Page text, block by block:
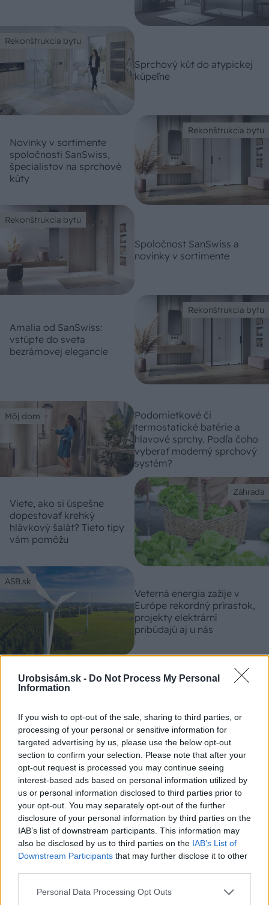
Urobsisám.sk - Do Not Process My Personal
Information
If you wish to opt-out of the sale, sharing to third parties, or
processing of your personal or sensitive information for
targeted advertising by us, please use the below opt-out
section to confirm your selection. Please note that after your
opt-out request is processed you may continue seeing
interest-based ads based on personal information utilized by
us or personal information disclosed to third parties prior to
your opt-out. You may separately opt-out of the further
disclosure of your personal information by third parties on the
IAB’s list of downstream participants. This information may
also be disclosed by us to third parties on the IAB’s List of
Downstream Participants that may further disclose it to other
Please note that this website/app uses one or more Google
Personal Data Processing Opt Outs
Rekonštrukcia bytu
Sprchový kút do atypickej
kúpeľne
Rekonštrukcia bytu
Novinky v sortimente
spoločnosti SanSwiss,
špecialistov na sprchové
kúty
Rekonštrukcia bytu
Spoločnost SanSwiss a
novinky v sortimente
Rekonštrukcia bytu
Amalia od SanSwiss:
vstúpte do sveta
bezrámovej elegancie
Môj dom
Podomietkové či
termostatické batérie a
hlavové sprchy. Podľa čoho
vyberať moderný sprchový
systém?
Záhrada
Viete, ako si úspešne
dopestovať krehký
hlávkový šalát? Tieto tipy
vám pomôžu
ASB.sk
Veterná energia zažije v
Európe rekordný prírastok,
projekty elektrární
pribúdajú aj u nás
Môj dom
les, pred sebou raj. Chatu
pri Smižanoch postavili na
poriadne oddýchnuť
KOMENTÁRE Pridaťkomentár
VIDEO